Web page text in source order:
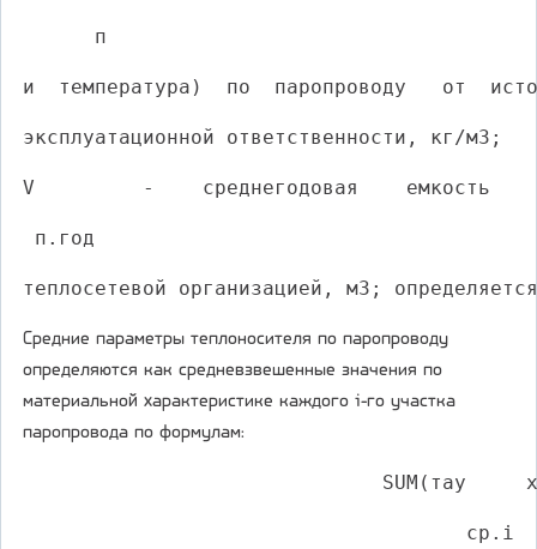
      п
и  температура)  по  паропроводу   от
эксплуатационной ответственности, кг/м3;
V         -    среднегодовая    емкость
п.год
теплосетевой организацией, м3;
Средние параметры теплоносителя по паропроводу
определяются как средневзвешенные значения по
материальной характеристике каждого i-го участка
паропровода по формулам:
SUM(тау
ср.i